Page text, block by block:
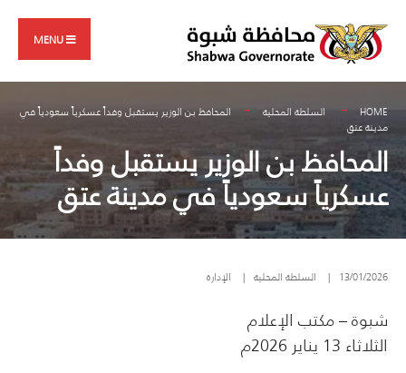
content
MENU
HOME السلطة المحلية
المحافظ بن الوزير يستقبل وفداً عسكرياً سعودياً في
مدينة عتق
المحافظ بن الوزير يستقبل وفداً
عسكرياً سعودياً في مدينة عتق
13/01/2026
| السلطة المحلية | الإدارة
شبوة – مكتب الإعلام
الثلاثاء 13 يناير 2026م
for: